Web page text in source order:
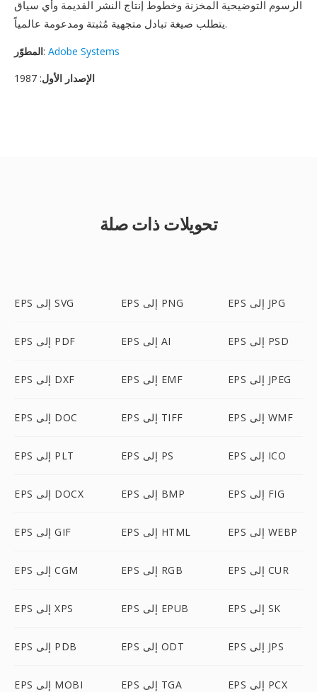
الرسوم التوضيحية المخزنة وخطوط إنتاج النشر القديمة وأي سياق
يتطلب صيغة تبادل متجهية مُثبتة ومدعومة عالمياً.
المطوّر: Adobe Systems
الإصدار الأول: 1987
تحويلات ذات صلة
EPS إلى SVG EPS إلى PNG EPS إلى JPG
EPS إلى PDF EPS إلى AI EPS إلى PSD
EPS إلى DXF EPS إلى EMF EPS إلى JPEG
EPS إلى DOC EPS إلى TIFF EPS إلى WMF
EPS إلى PLT EPS إلى PS EPS إلى ICO
EPS إلى DOCX EPS إلى BMP EPS إلى FIG
EPS إلى GIF EPS إلى HTML EPS إلى WEBP
EPS إلى CGM EPS إلى RGB EPS إلى CUR
EPS إلى XPS EPS إلى EPUB EPS إلى SK
EPS إلى PDB EPS إلى ODT EPS إلى JPS
EPS إلى MOBI EPS إلى TGA EPS إلى PCX